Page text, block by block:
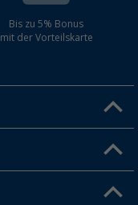
Bis zu 5% Bonus
mit der Vorteilskarte